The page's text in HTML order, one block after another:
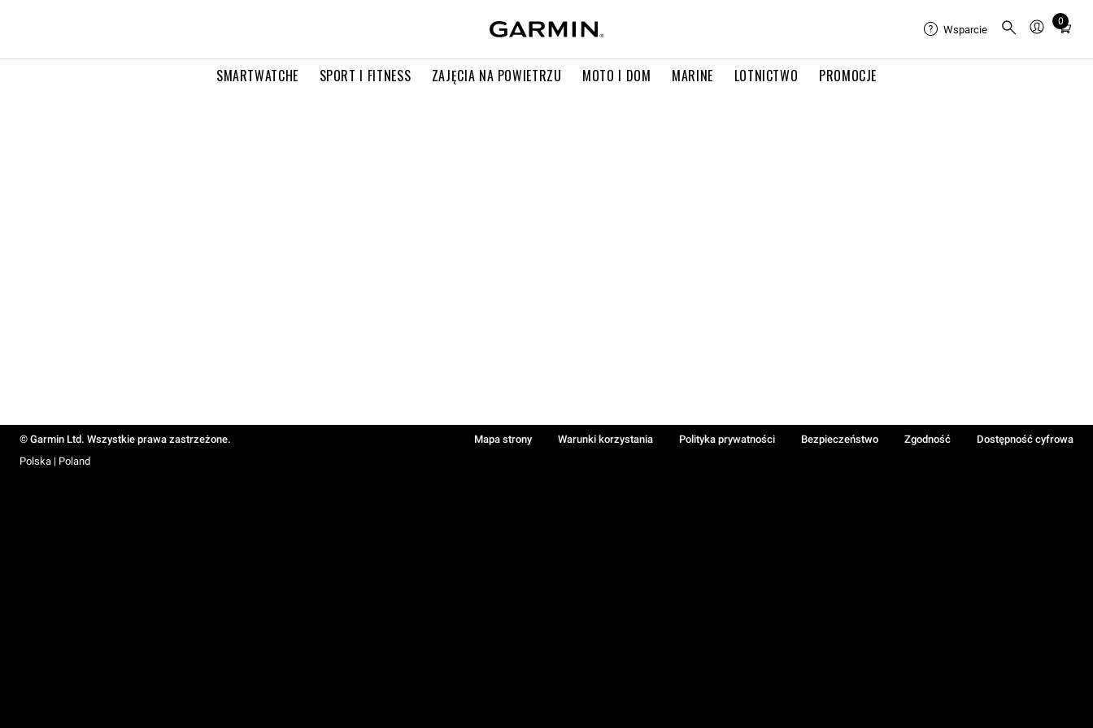
SMARTWATCHE SPORT I FITNESS ZAJĘCIA NA POWIETRZU MOTO I DOM MARINE LOTNICTWO PROMOCJE
Wsparcie
0
Total
in
© Garmin Ltd. Wszystkie prawa zastrzeżone. Mapa strony Warunki korzystania Polityka prywatności Bezpieczeństwo Zgodność
Dostępność cyfrowa
Polska | Poland